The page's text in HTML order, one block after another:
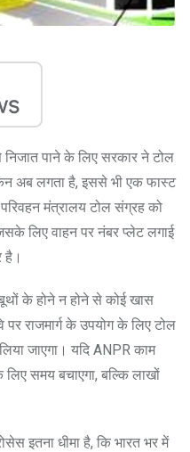
पाने के लिए सरकार ने टोल
अब लगता है, इससे भी एक फास्ट
मंत्रालय टोल संग्रह को
लिए वाहन पर नंबर प्लेट लगाई
है।
के होने न होने से कोई खास
राजमार्ग के उपयोग के लिए टोल
जाएगा। यदि ANPR काम
समय बचाएगा, बल्कि लाखों
इतना धीमा है, कि भारत भर में